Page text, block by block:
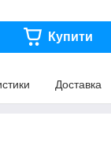
Купити
Доставка